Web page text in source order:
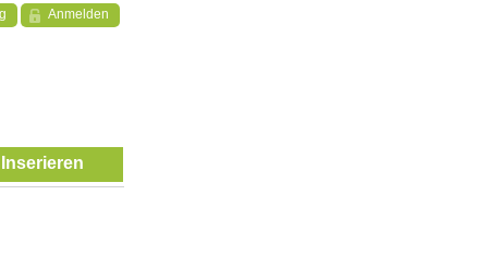
Anmelden
Inserieren